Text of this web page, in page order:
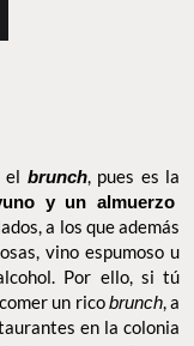
elbrunch, pues es la
y un almuerzo ligero
a los que además
vino espumoso u
Por ello, si tú
un ricobrunch, a
en la colonia